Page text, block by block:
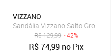
VIZZANO
Sandália Vizzano Salto Grosso
R$129,99 - 42%
R$74,99 no Pix